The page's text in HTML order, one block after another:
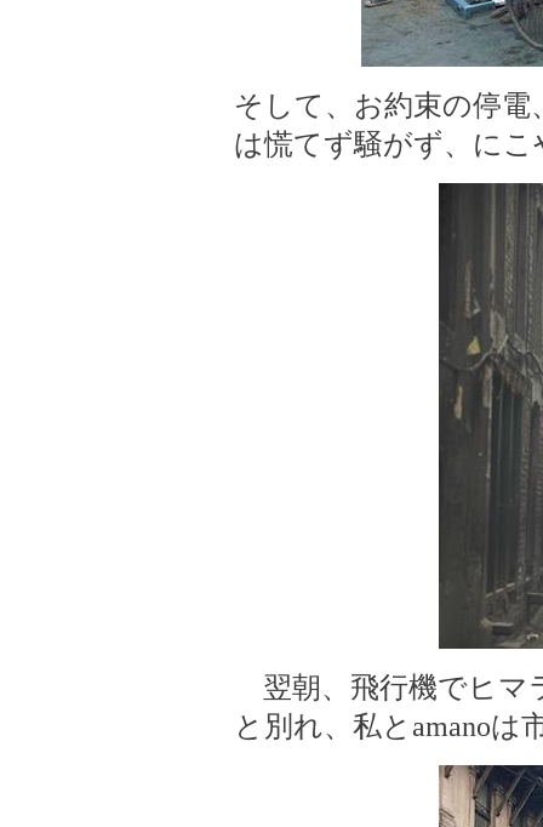
そして、お約束の停
は慌てず騒がず、に
翌朝、飛行機でヒマ
と別れ、私とamano